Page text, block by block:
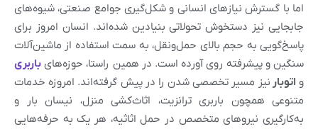
اما با گسترش نیازهای انسانی و شکل‌گیری جوامع صنعتی، شیوه‌های
جابجایی نیز دستخوش تحولاتی بنیادین شده‌اند. انسان امروز برای
پاسخ‌گویی به حجم بالای حمل‌ونقل، به سمت استفاده از ماشین‌آلات
سنگین و پیشرفته روی آورده است. در همین راستا، حوزه‌های باربری
و اتوبار نیز مسیر تخصصی شدن را در پیش گرفته‌اند. امروزه خدمات
متنوعی همچون باربری ترانزیت، اثاث‌کشی منزل، نیسان بار و
به‌کارگیری نیروهای متخصص در حمل اثاثیه، هر یک به حرفه‌هایی